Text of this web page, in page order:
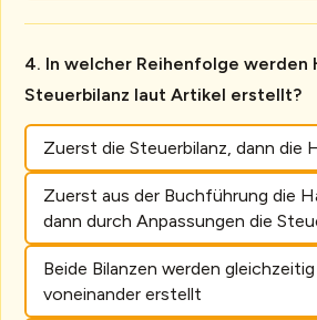
In welcher Reihenfolge werden
Steuerbilanz laut Artikel erstellt?
Zuerst die Steuerbilanz, dann die
Zuerst aus der Buchführung die
dann durch Anpassungen die
Beide Bilanzen werden
voneinander erstellt